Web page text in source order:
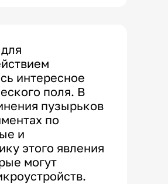
интересное
поля. В
пузырьков
по
и
этого явления
могут